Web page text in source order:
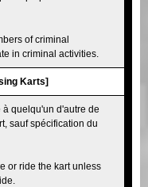
of criminal
in criminal activities.
Karts]
quelqu'un d'autre de
sauf spécification du
or ride the kart unless